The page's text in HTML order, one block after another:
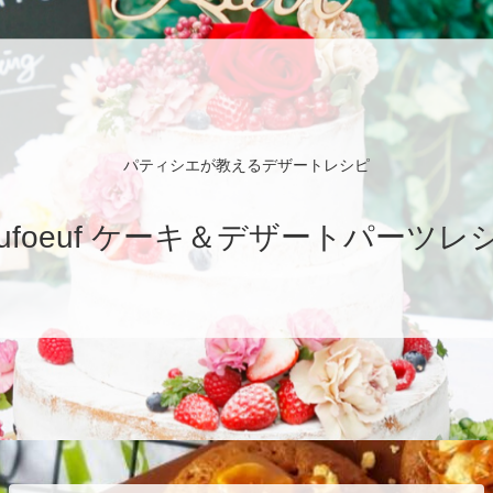
パティシエが教えるデザートレシピ
ケーキ＆デザートパーツレ